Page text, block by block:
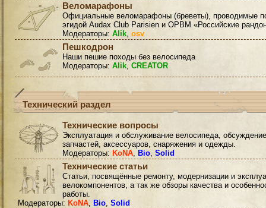
Веломарафоны
Официальные веломарафоны (бреветы), проводимые
эгидой Audax Club Parisien и ОРВМ «Российские
Модераторы: Alik, osv
Пешкодрон
Наши пешие походы без велосипеда
Модераторы: Alik, CREATOR
Технический раздел
Технические вопросы
Эксплуатация и обслуживание велосипеда, обсуждение
запчастей, аксессуаров, снаряжения и одежды.
Модераторы: KoNA, Bio, Solid
Технические статьи
Статьи, посвящённые ремонту, модернизации и
велокомпонентов, а так же обзоры качества и
работы.
Модераторы: KoNA, Bio, Solid